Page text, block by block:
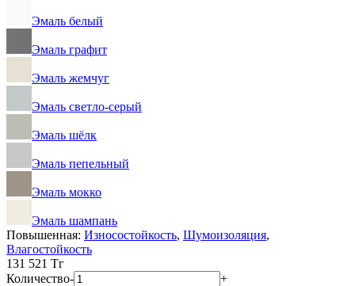
Эмаль белый
Эмаль графит
Эмаль жемчуг
Эмаль светло-серый
Эмаль шёлк
Эмаль пепельный
Эмаль мокко
Эмаль шампань
Повышенная: Износостойкость, Шумоизоляция,
Влагостойкость
131 521 Тг
Количество-
+